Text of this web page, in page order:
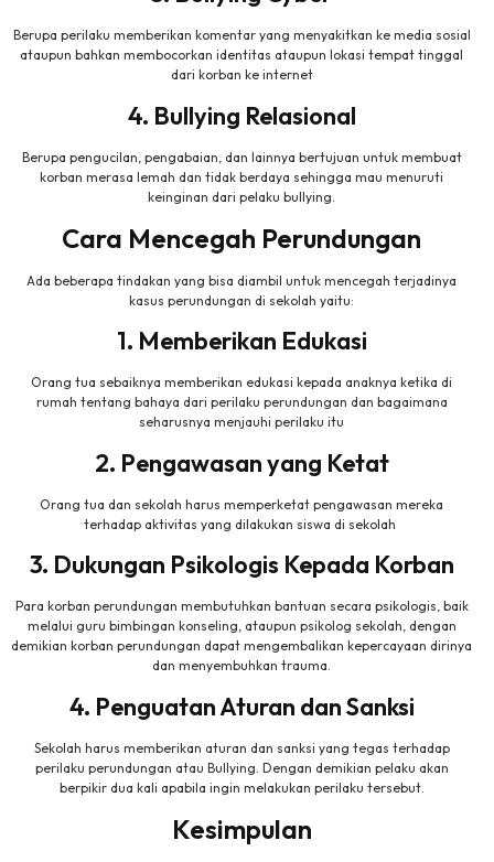
Berupa perilaku memberikan komentar yang menyakitkan ke media sosial
ataupun bahkan membocorkan identitas ataupun lokasi tempat tinggal
dari korban ke internet
4. Bullying Relasional
Berupa pengucilan, pengabaian, dan lainnya bertujuan untuk membuat
korban merasa lemah dan tidak berdaya sehingga mau menuruti
keinginan dari pelaku bullying.
Cara Mencegah Perundungan
Ada beberapa tindakan yang bisa diambil untuk mencegah terjadinya
kasus perundungan di sekolah yaitu:
1. Memberikan Edukasi
Orang tua sebaiknya memberikan edukasi kepada anaknya ketika di
rumah tentang bahaya dari perilaku perundungan dan bagaimana
seharusnya menjauhi perilaku itu
2. Pengawasan yang Ketat
Orang tua dan sekolah harus memperketat pengawasan mereka
terhadap aktivitas yang dilakukan siswa di sekolah
3. Dukungan Psikologis Kepada Korban
Para korban perundungan membutuhkan bantuan secara psikologis, baik
melalui guru bimbingan konseling, ataupun psikolog sekolah, dengan
demikian korban perundungan dapat mengembalikan kepercayaan dirinya
dan menyembuhkan trauma.
4. Penguatan Aturan dan Sanksi
Sekolah harus memberikan aturan dan sanksi yang tegas terhadap
perilaku perundungan atau Bullying. Dengan demikian pelaku akan
berpikir dua kali apabila ingin melakukan perilaku tersebut.
Kesimpulan